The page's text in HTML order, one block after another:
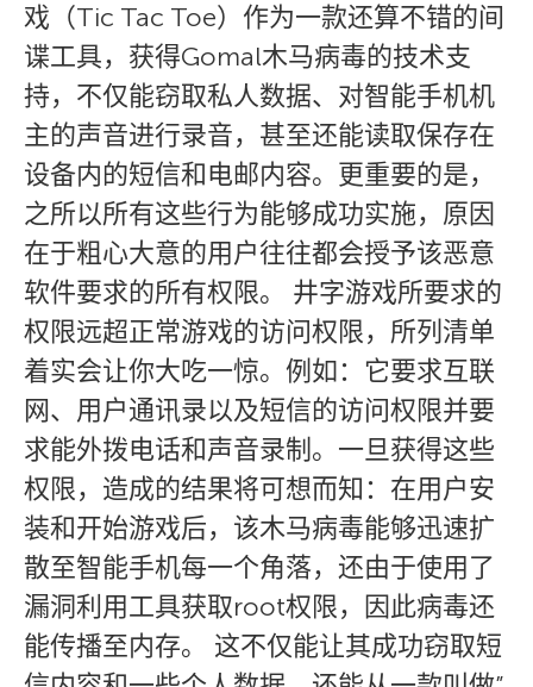
戏（Tic Tac Toe）作为一款还算不错的间
谍工具，获得Gomal木马病毒的技术支
持，不仅能窃取私人数据、对智能手机机
主的声音进行录音，甚至还能读取保存在
设备内的短信和电邮内容。更重要的是，
之所以所有这些行为能够成功实施，原因
在于粗心大意的用户往往都会授予该恶意
软件要求的所有权限。 井字游戏所要求的
权限远超正常游戏的访问权限，所列清单
着实会让你大吃一惊。例如：它要求互联
网、用户通讯录以及短信的访问权限并要
求能外拨电话和声音录制。一旦获得这些
权限，造成的结果将可想而知：在用户安
装和开始游戏后，该木马病毒能够迅速扩
散至智能手机每一个角落，还由于使用了
漏洞利用工具获取root权限，因此病毒还
能传播至内存。 这不仅能让其成功窃取短